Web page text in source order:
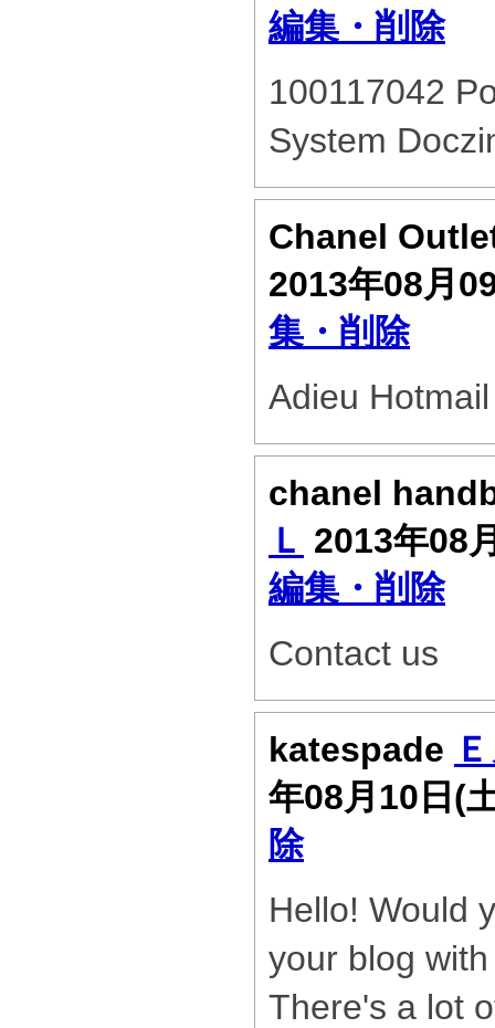
編集・削除
100117042
System
Chanel
2013年08月
集・削除
Adieu
chanel
Ｌ 2013年08
編集・削除
Contact us
katespade
年08月10日(
除
Hello! Would
your blog
There's a lot